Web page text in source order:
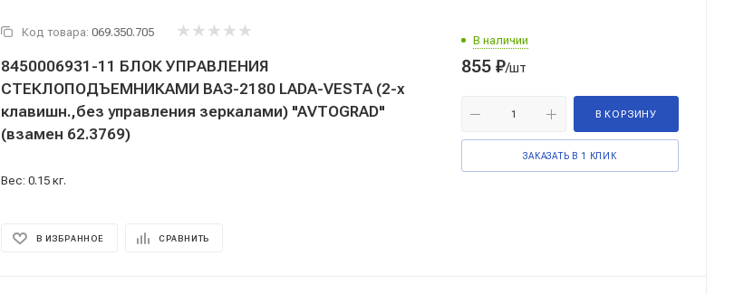
Код товара: 069.350.705
8450006931-11 БЛОК УПРАВЛЕНИЯ
СТЕКЛОПОДЪЕМНИКАМИ ВАЗ-2180 LADA-VESTA (2-х
клавишн.,без управления зеркалами) "AVTOGRAD"
(взамен 62.3769)
Вес: 0.15 кг.
В ИЗБРАННОЕ СРАВНИТЬ
В наличии
855 ₽/шт
В КОРЗИНУ
ЗАКАЗАТЬ В 1 КЛИК